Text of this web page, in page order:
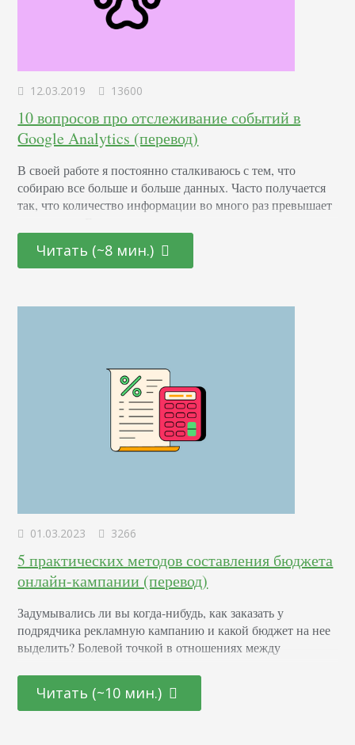
12.03.2019 13600
10 вопросов про отслеживание событий в
Google Analytics (перевод)
В своей работе я постоянно сталкиваюсь с тем, что
собираю все больше и больше данных. Часто получается
так, что количество информации во много раз превышает
можно что угодно и как угодно, вплоть до миллиона
конверсий. В этой статье я расскажу, как правильно
Читать (~8 мин.)
01.03.2023 3266
5 практических методов составления бюджета
онлайн-кампании (перевод)
Задумывались ли вы когда-нибудь, как заказать у
подрядчика рекламную кампанию и какой бюджет на нее
выделить? Болевой точкой в отношениях между
определение чека. Разговоры о продуктах, выборе
инструментов, креативных идеях, как правило, носят
Читать (~10 мин.)